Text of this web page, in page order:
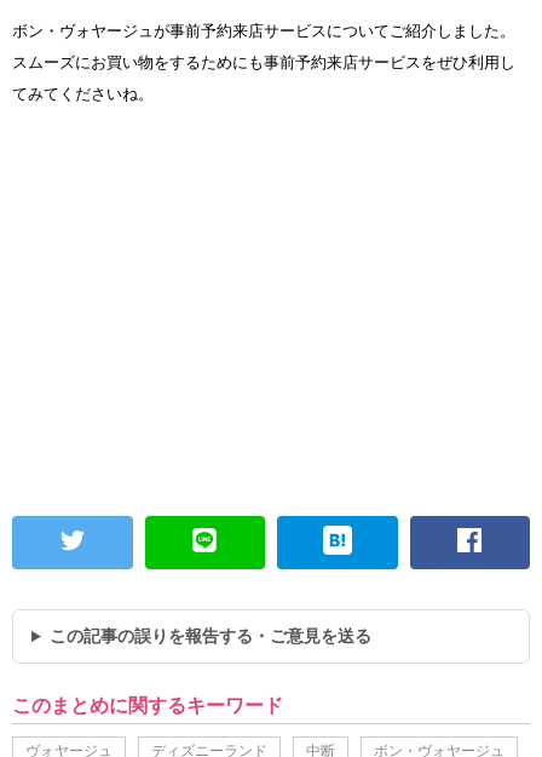
ボン・ヴォヤージュが事前予約来店サービスについてご紹介しました。
スムーズにお買い物をするためにも事前予約来店サービスをぜひ利用し
てみてくださいね。
この記事の誤りを報告する・ご意見を送る
このまとめに関するキーワード
ヴォヤージュ ディズニーランド 中断 ボン・ヴォヤージュ